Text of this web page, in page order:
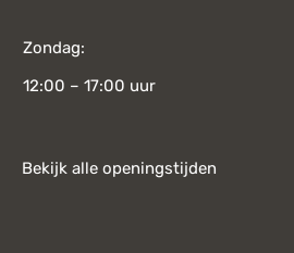
Zondag:
12:00 – 17:00 uur
Bekijk alle openingstijden